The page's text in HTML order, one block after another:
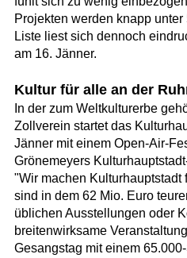
Projekten werden knapp
Liste liest sich dennoch
am 16. Jänner.
Kultur für alle an der
In der zum Weltkulturerbe
Zollverein startet das
Jänner mit einem Open-Air-
Grönemeyers
"Wir machen Kulturhauptstadt
sind in dem 62 Mio. Euro
üblichen Ausstellungen oder
breitenwirksame
Gesangstag mit einem